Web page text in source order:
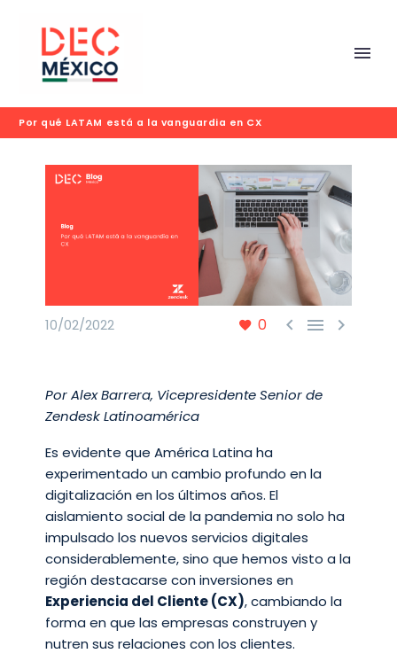
Por qué LATAM está a la vanguardia en CX
0   
10/02/2022
Por Alex Barrera, Vicepresidente Senior de
Zendesk Latinoamérica
Es evidente que América Latina ha
experimentado un cambio profundo en la
digitalización en los últimos años. El
aislamiento social de la pandemia no solo ha
impulsado los nuevos servicios digitales
considerablemente, sino que hemos visto a la
región destacarse con inversiones en
Experiencia del Cliente (CX), cambiando la
forma en que las empresas construyen y
nutren sus relaciones con los clientes.